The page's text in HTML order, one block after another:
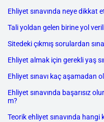
Ehliyet sınavında neye dikkat
Tali yoldan gelen birine yol
Sitedeki çıkmış sorulardan
Ehliyet almak için gerekli yaş
Ehliyet sınavı kaç aşamadan
Ehliyet sınavında başarısız
m?
Teorik ehliyet sınavında hangi